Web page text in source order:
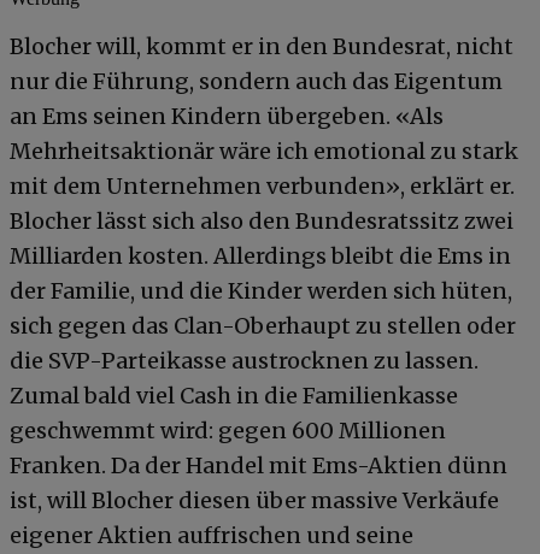
Blocher will, kommt er in den Bundesrat, nicht
nur die Führung, sondern auch das Eigentum
an Ems seinen Kindern übergeben. «Als
Mehrheitsaktionär wäre ich emotional zu stark
mit dem Unternehmen verbunden», erklärt er.
Blocher lässt sich also den Bundesratssitz zwei
Milliarden kosten. Allerdings bleibt die Ems in
der Familie, und die Kinder werden sich hüten,
sich gegen das Clan-Oberhaupt zu stellen oder
die SVP-Parteikasse austrocknen zu lassen.
Zumal bald viel Cash in die Familienkasse
geschwemmt wird: gegen 600 Millionen
Franken. Da der Handel mit Ems-Aktien dünn
ist, will Blocher diesen über massive Verkäufe
eigener Aktien auffrischen und seine